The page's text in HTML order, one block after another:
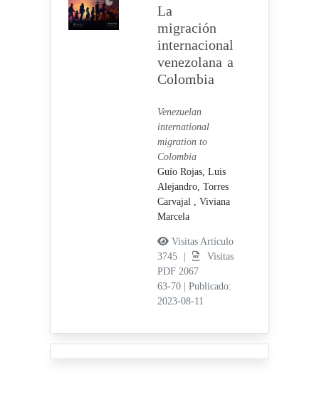
La
migración
internacional
venezolana a
Colombia
Venezuelan
international
migration to
Colombia
Guío Rojas, Luis
Alejandro, Torres
Carvajal , Viviana
Marcela
Visitas Artículo
3745 |
Visitas
PDF 2067
63-70
Publicado:
2023-08-11